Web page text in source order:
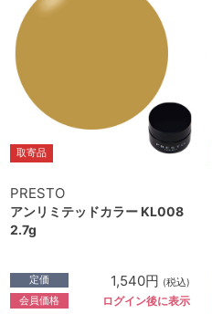
取寄品
PRESTO
アンリミテッドカラー KL008
2.7g
定価 1,540円 (税込)
会員価格 ログイン後に表示